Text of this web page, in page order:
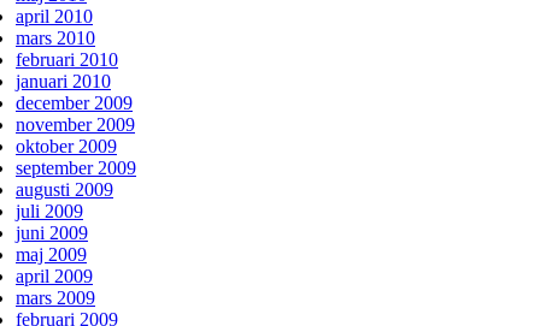
april 2010
mars 2010
februari 2010
januari 2010
december 2009
november 2009
oktober 2009
september 2009
augusti 2009
juli 2009
juni 2009
maj 2009
april 2009
mars 2009
februari 2009